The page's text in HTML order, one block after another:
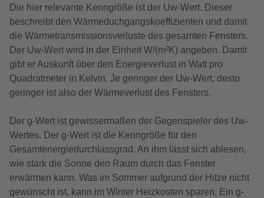
Die hier relevante Kenngröße ist der Uw-Wert. Dieser
beschreibt den Wärmeduchgangskoeffizienten und damit
die Wärmetransmissionsverluste des gesamten Fensters.
Der Uw-Wert wird in der Einheit W/(m²K) angeben. Damit
gibt er Auskunft über den Energieverlust in Watt pro
Quadratmeter in Kelvin. Je geringer der Uw-Wert, desto
geringer ist also der Wärmeverlust des Fensters.
Der g-Wert ist gewissermaßen der Gegenspieler des Uw-
Wertes. Der g-Wert ist die Kenngröße für den
Gesamtenergiedurchlassgrad. An ihm lässt sich ablesen,
wie stark die Sonne den Raum durch das Fenster
erwärmen kann. Was im Sommer aufgrund der Hitze nicht
gewünscht ist, kann im Winter Heizkosten sparen. Ein g-